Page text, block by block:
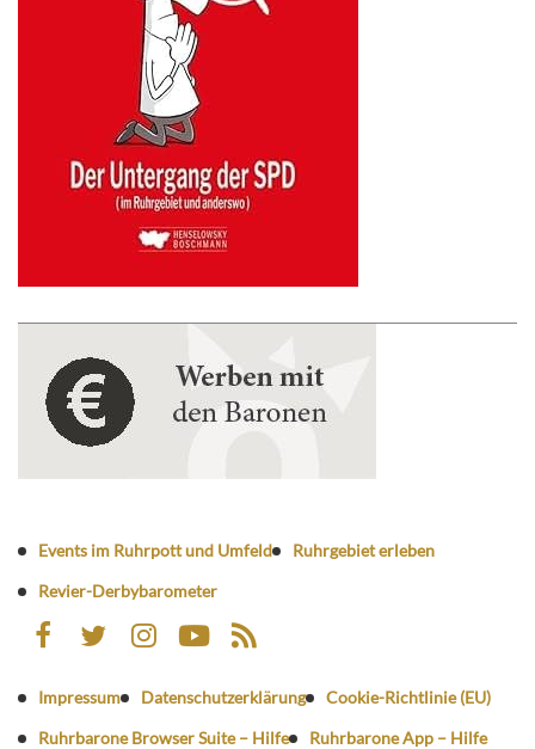
Events im Ruhrpott und Umfeld
Ruhrgebiet erleben
Revier-Derbybarometer
Impressum Datenschutzerklärung
Cookie-Richtlinie (EU)
Ruhrbarone Browser Suite – Hilfe
Ruhrbarone App – Hilfe